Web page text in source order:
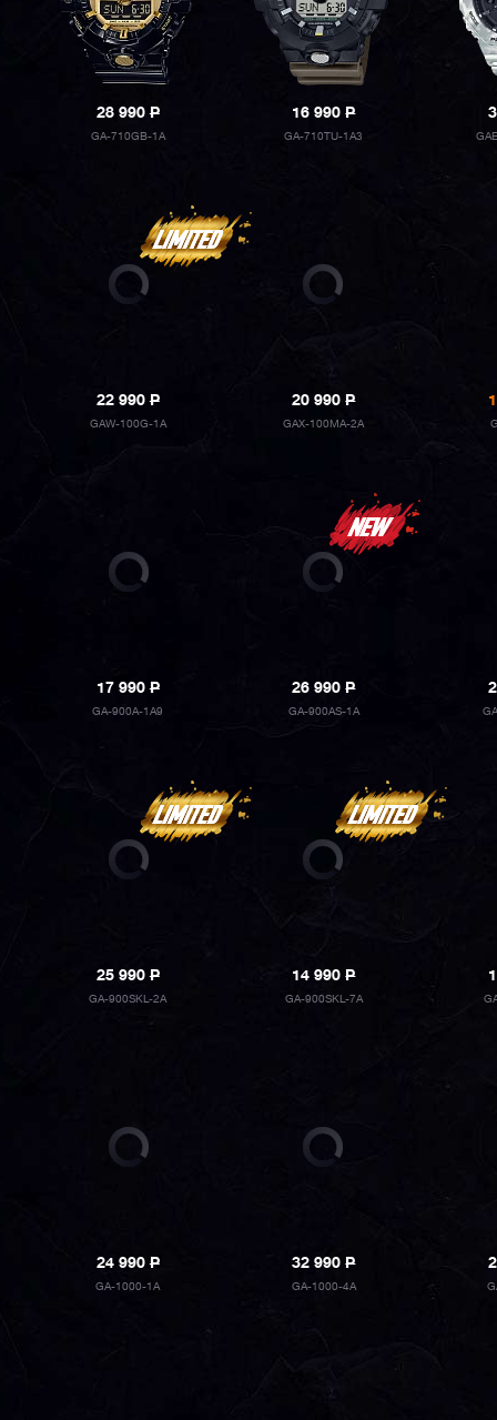
28 990P
GA-710GB-1A
16 990P
GA-710TU-1A3
22 990P
GAW-100G-1A
20 990P
GAX-100MA-2A
17 990P
GA-900A-1A9
26 990P
GA-900AS-1A
25 990P
GA-900SKL-2A
14 990P
GA-900SKL-7A
24 990P
GA-1000-1A
32 990P
GA-1000-4A